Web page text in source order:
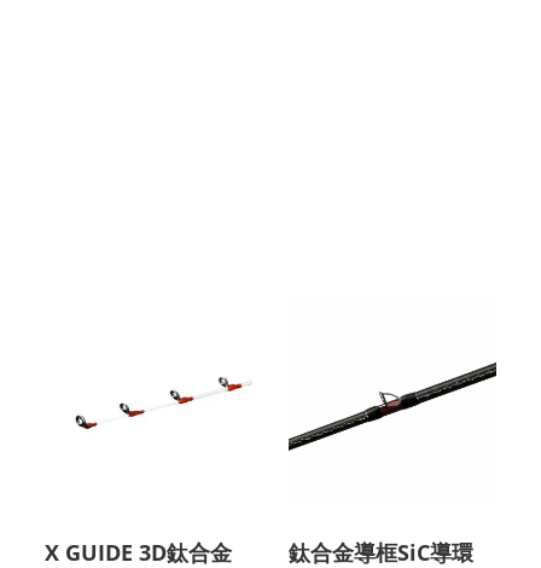
X GUIDE 3D鈦合金
鈦合金導框SiC導環